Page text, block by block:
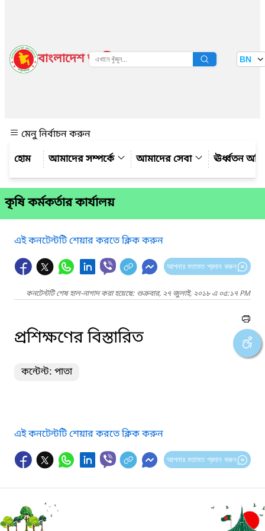
বাংলাদেশ জাতীয় তথ্য বাতায়ন BN
মেনু নির্বাচন করুন
আমাদের সম্পর্কে
আমাদের সেবা ঊর্ধ্বতন
কৃষি কর্মকর্তার কার্যালয়
এই কনটেন্টটি শেয়ার করতে ক্লিক করুন
আপনার মতামত প্রদান করুন
কনটেন্টটি শেষ হাল-নাগাদ করা হয়েছে: শুক্রবার, ২৭ জুলাই, ২০১৮ এ ০৫:১৭ PM
প্রশিক্ষণের বিস্তারিত
কন্টেন্ট: পাতা
এই কনটেন্টটি শেয়ার করতে ক্লিক করুন
আপনার মতামত প্রদান করুন